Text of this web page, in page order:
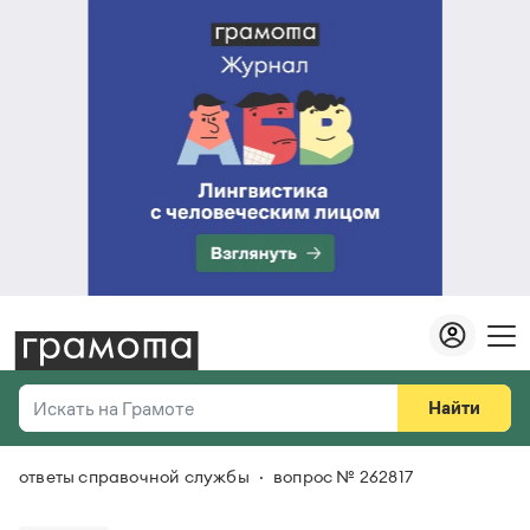
Искать на Грамоте
Справочная служба
Найти
Везде
ответы справочной службы вопрос № 262817